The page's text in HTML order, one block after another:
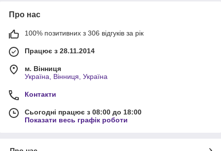
Про нас
100% позитивних з 306 відгуків за рік
Працює з 28.11.2014
м. Вінниця
Україна, Вінниця, Україна
Контакти
Сьогодні працює з 08:00 до 18:00
Показати весь графік роботи